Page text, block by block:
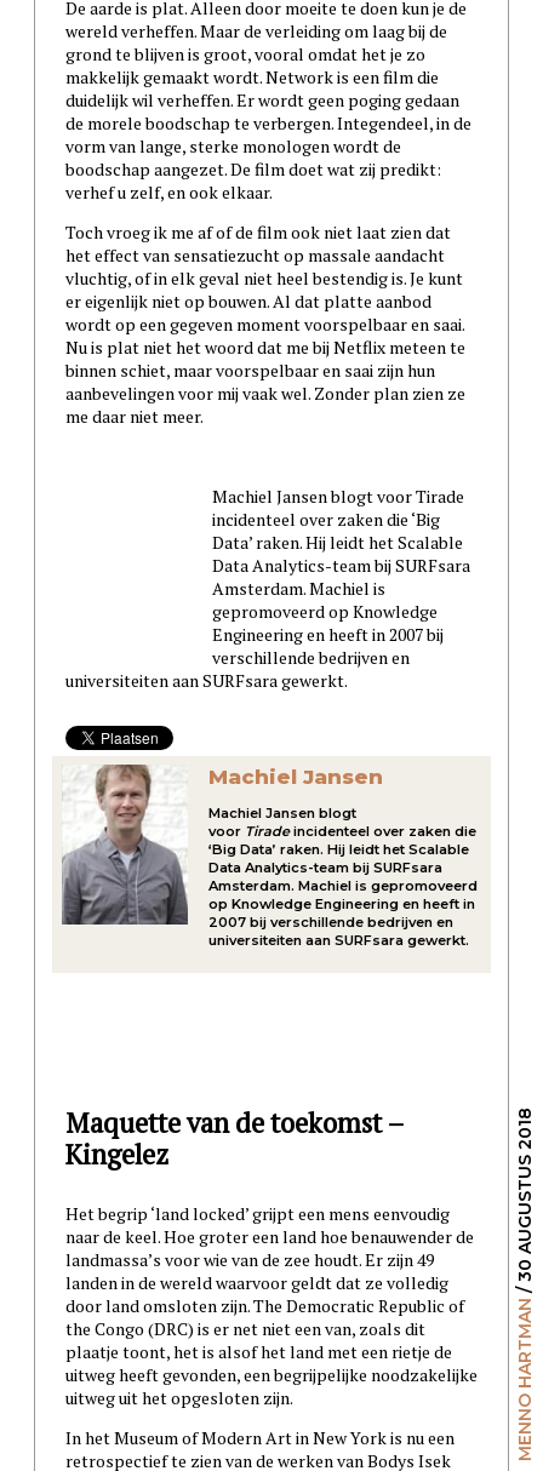
De aarde is plat. Alleen door moeite te doen kun je de
wereld verheffen. Maar de verleiding om laag bij de
grond te blijven is groot, vooral omdat het je zo
makkelijk gemaakt wordt. Network is een film die
duidelijk wil verheffen. Er wordt geen poging gedaan
de morele boodschap te verbergen. Integendeel, in de
vorm van lange, sterke monologen wordt de
boodschap aangezet. De film doet wat zij predikt:
verhef u zelf, en ook elkaar.
Toch vroeg ik me af of de film ook niet laat zien dat
het effect van sensatiezucht op massale aandacht
vluchtig, of in elk geval niet heel bestendig is. Je kunt
er eigenlijk niet op bouwen. Al dat platte aanbod
wordt op een gegeven moment voorspelbaar en saai.
Nu is plat niet het woord dat me bij Netflix meteen te
binnen schiet, maar voorspelbaar en saai zijn hun
aanbevelingen voor mij vaak wel. Zonder plan zien ze
me daar niet meer.
Machiel Jansen blogt voor Tirade
incidenteel over zaken die ‘Big
Data’ raken. Hij leidt het Scalable
Data Analytics-team bij SURFsara
Amsterdam. Machiel is
gepromoveerd op Knowledge
Engineering en heeft in 2007 bij
verschillende bedrijven en
universiteiten aan SURFsara gewerkt.
Machiel Jansen
Machiel Jansen blogt
voor Tiradeincidenteel over zaken die
‘Big Data’ raken. Hij leidt het Scalable
Data Analytics-team bij SURFsara
Amsterdam. Machiel is gepromoveerd
op Knowledge Engineering en heeft in
2007 bij verschillende bedrijven en
universiteiten aan SURFsara gewerkt.
MENNO HARTMAN
/ 30 AUGUSTUS 2018
Maquette van de toekomst –
Kingelez
Het begrip ‘land locked’ grijpt een mens eenvoudig
naar de keel. Hoe groter een land hoe benauwender de
landmassa’s voor wie van de zee houdt. Er zijn 49
landen in de wereld waarvoor geldt dat ze volledig
door land omsloten zijn. The Democratic Republic of
the Congo (DRC) is er net niet een van, zoals dit
plaatje toont, het is alsof het land met een rietje de
uitweg heeft gevonden, een begrijpelijke noodzakelijke
uitweg uit het opgesloten zijn.
In het Museum of Modern Art in New York is nu een
retrospectief te zien van de werken van Bodys Isek